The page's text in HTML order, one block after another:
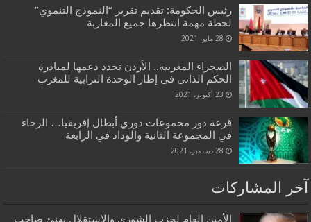
رئيس الحكومة: تقديم تقرير “النموذج التنموي”
لحظة مهمة انتظرها جميع المغاربة
28 مايو، 2021
الصحراء المغربية.. الأردن تجدد دعمها لمبادرة
الحكم الذاتي في إطار الوحدة الترابية للمغرب
23 أكتوبر، 2021
قرعة دور مجموعات دوري أبطال إفريقيا… الرجاء
في المجموعة الثانية والوداد في الرابعة
28 ديسمبر، 2021
آخر المشاركات
الأمين العام لحزب الشورى والاستقلال يهنئ صاحب